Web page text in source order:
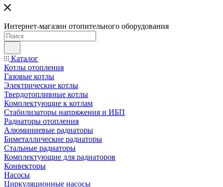
Интернет-магазин отопительного оборудования
Каталог
Котлы отопления
Газовые котлы
Электрические котлы
Твердотопливные котлы
Комплектующие к котлам
Стабилизаторы напряжения и ИБП
Радиаторы отопления
Алюминиевые радиаторы
Биметаллические радиаторы
Стальные радиаторы
Комплектующие для радиаторов
Конвекторы
Насосы
Циркуляционные насосы